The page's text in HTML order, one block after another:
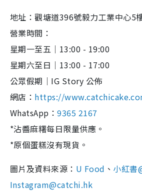
地址：觀塘道396號毅力工業中心5
營業時間：
星期一至五｜13:00 - 19:00
星期六至日｜13:00 - 17:00
公眾假期｜IG Story 公佈
網店： https://
WhatsApp：9365 2167
*沾醬麻糬每日限量供應。
*原個蛋糕沒有現貨。
圖片及資料來源： U Food 、 小紅書
Instagram@catchi.hk